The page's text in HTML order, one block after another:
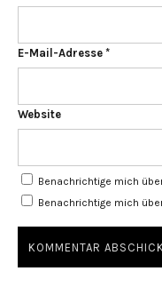
E-Mail-Adresse *
Website
Benachrichtige mich
Benachrichtige mich